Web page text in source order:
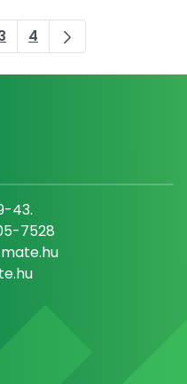
OldalOldal
4
43.
7528